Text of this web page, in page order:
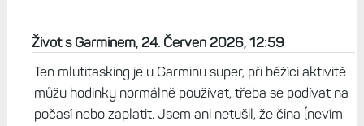
Život s Garminem, 24. Červen 2026, 12:59
Ten mlutitasking je u Garminu super, při běžící aktivitě
můžu hodinky normálně používat, třeba se podívat na
počasí nebo zaplatit. Jsem ani netušil, že čina (nevím